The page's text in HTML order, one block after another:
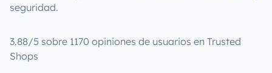
seguridad.
3.88/5 sobre 1170 opiniones de usuarios en Trusted
Shops